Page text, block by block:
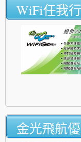
WiFi任我
金光飛航